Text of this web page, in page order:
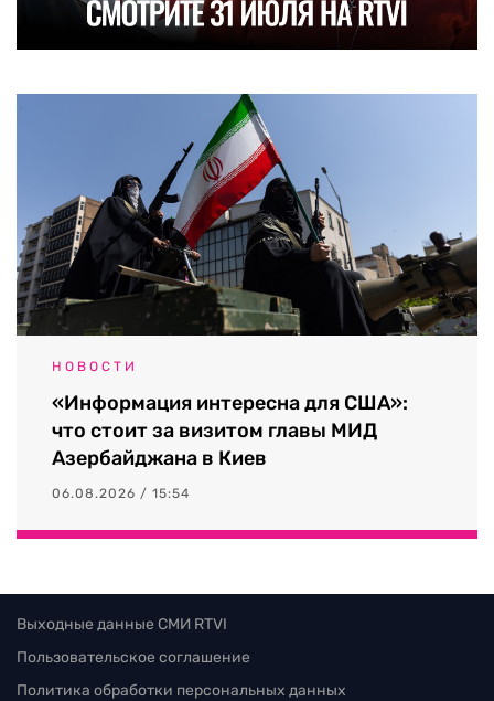
НОВОСТИ
«Информация интересна для США»:
что стоит за визитом главы МИД
Азербайджана в Киев
06.08.2026 / 15:54
Выходные данные СМИ RTVI
Пользовательское соглашение
Политика обработки персональных данных